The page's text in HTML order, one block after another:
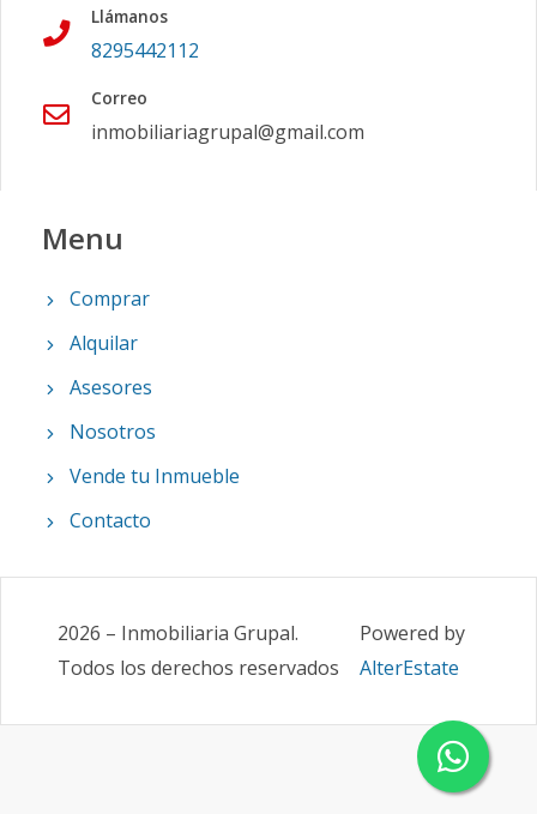
Llámanos
8295442112
Correo
inmobiliariagrupal@gmail.com
Menu
Comprar
Alquilar
Asesores
Nosotros
Vende tu Inmueble
Contacto
2026 – Inmobiliaria Grupal.
Todos los derechos reservados
Powered by
AlterEstate